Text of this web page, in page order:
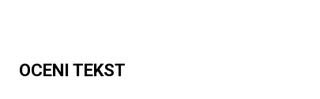
OCENI TEKST